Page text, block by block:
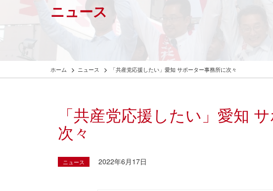
ニュース
ホーム ニュース 「共産党応援したい」愛知 サポーター事務所に次々
「共産党応援したい」愛知
次々
ニュース 2022年6月17日